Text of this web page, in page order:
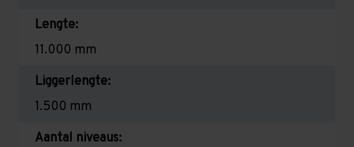
Lengte:
11.000 mm
Liggerlengte:
1.500 mm
Aantal niveaus: